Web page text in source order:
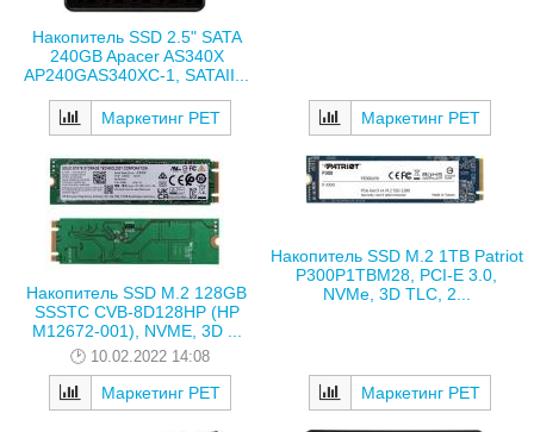
Накопитель SSD 2.5" SATA
240GB Apacer AS340X
AP240GAS340XC-1, SATAII...
Маркетинг РЕТ Маркетинг РЕТ
Накопитель SSD M.2 128GB
SSSTC CVB-8D128HP (HP
M12672-001), NVME, 3D ...
10.02.2022 14:08
Маркетинг РЕТ
Накопитель SSD M.2 1TB Patriot
P300P1TBM28, PCI-E 3.0,
NVMe, 3D TLC, 2...
Маркетинг РЕТ